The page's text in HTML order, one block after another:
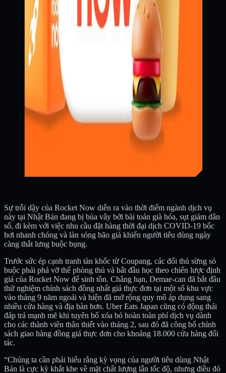
Sự trỗi dậy của Rocket Now diễn ra vào thời điểm ngành dịch vụ
này tại Nhật Bản đang bị bủa vây bởi bài toán già hóa, sụt giảm dân
số, đi kèm với việc nhu cầu đặt hàng thời đại dịch COVID-19 bốc
hơi nhanh chóng và làn sóng bão giá khiến người tiêu dùng ngày
càng thắt lưng buộc bụng.
Trước sức ép cạnh tranh tàn khốc từ Coupang, các đối thủ sừng sỏ
buộc phải phá vỡ thế phòng thủ và bắt đầu học theo chiến lược định
giá của Rocket Now để sinh tồn. Chẳng hạn, Demae-can đã bắt đầu
thử nghiệm chính sách đồng nhất giá thực đơn tại một số khu vực
vào tháng 9 năm ngoái và hiện đã mở rộng quy mô áp dụng sang
nhiều cửa hàng và địa bàn hơn. Uber Eats Japan cũng có động thái
đáp trả mạnh mẽ khi tuyên bố xóa bỏ hoàn toàn phí dịch vụ dành
cho các thành viên thân thiết vào tháng 2, sau đó đã công bố chính
sách giao hàng đồng giá thực đơn cho khoảng 18.000 cửa hàng đối
tác.
“Chúng ta cần phải hiểu rằng kỳ vọng của người tiêu dùng Nhật
Bản là cực kỳ khắt khe về mặt chất lượng lẫn tốc độ, nhưng điều đó